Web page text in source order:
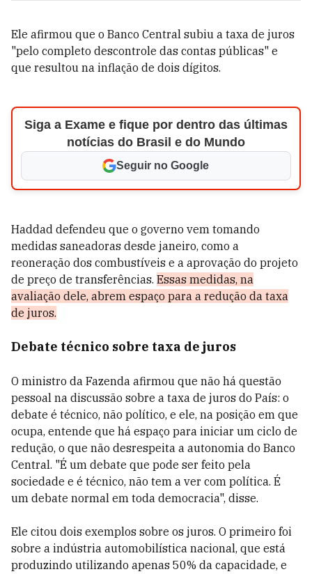
Ele afirmou que o Banco Central subiu a taxa de juros
"pelo completo descontrole das contas públicas" e
que resultou na inflação de dois dígitos.
Siga a Exame e fique por dentro das últimas
notícias do Brasil e do Mundo
Seguir no Google
Haddad defendeu que o governo vem tomando
medidas saneadoras desde janeiro, como a
reoneração dos combustíveis e a aprovação do projeto
de preço de transferências. Essas medidas, na
avaliação dele, abrem espaço para a redução da taxa
de juros.
Debate técnico sobre taxa de juros
O ministro da Fazenda afirmou que não há questão
pessoal na discussão sobre a taxa de juros do País: o
debate é técnico, não político, e ele, na posição em que
ocupa, entende que há espaço para iniciar um ciclo de
redução, o que não desrespeita a autonomia do Banco
Central. "É um debate que pode ser feito pela
sociedade e é técnico, não tem a ver com política. É
um debate normal em toda democracia", disse.
Ele citou dois exemplos sobre os juros. O primeiro foi
sobre a indústria automobilística nacional, que está
produzindo utilizando apenas 50% da capacidade, e